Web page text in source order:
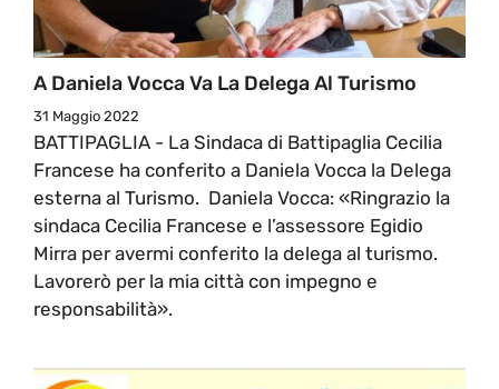
A Daniela Vocca Va La Delega Al Turismo
31 Maggio 2022
BATTIPAGLIA - La Sindaca di Battipaglia Cecilia
Francese ha conferito a Daniela Vocca la Delega
esterna al Turismo. Daniela Vocca: «Ringrazio la
sindaca Cecilia Francese e l’assessore Egidio
Mirra per avermi conferito la delega al turismo.
Lavorerò per la mia città con impegno e
responsabilità».